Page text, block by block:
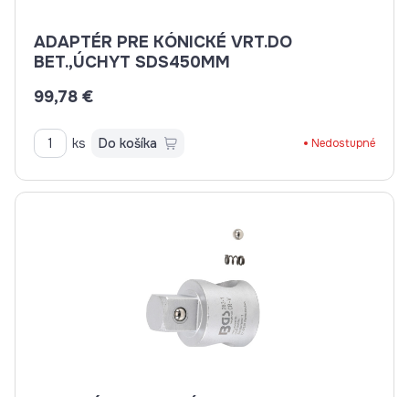
ADAPTÉR PRE KÓNICKÉ VRT.DO
BET.,ÚCHYT SDS450MM
99,78 €
ks Do košíka Nedostupné